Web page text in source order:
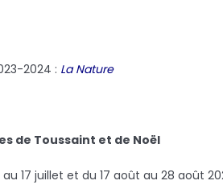
2024 : La Nature
de Toussaint et de Noël
17 juillet et du 17 août au 28 août